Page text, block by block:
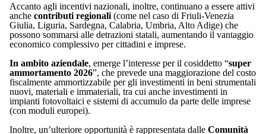
Accanto agli incentivi nazionali, inoltre, continuano a essere attivi
anche contributi regionali (come nel caso di Friuli-Venezia
Giulia, Liguria, Sardegna, Calabria, Umbria, Alto Adige) che
possono sommarsi alle detrazioni statali, aumentando il vantaggio
economico complessivo per cittadini e imprese.
In ambito aziendale, emerge l’interesse per il cosiddetto “super
ammortamento 2026”, che prevede una maggiorazione del costo
fiscalmente ammortizzabile per gli investimenti in beni strumentali
nuovi, materiali e immateriali, tra cui anche investimenti in
impianti fotovoltaici e sistemi di accumulo da parte delle imprese
(con moduli europei).
Inoltre, un’ulteriore opportunità è rappresentata dalle Comunità